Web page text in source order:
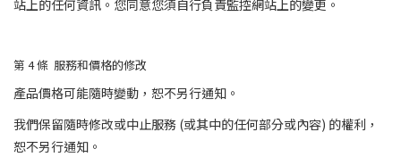
站上的任何資訊。您同意您須自行負責監控網站上的變更。
第 4條 服務和價格的修改
產品價格可能隨時變動，恕不另行通知。
我們保留隨時修改或中止服務 (或其中的任何部分或內容) 的權利，
恕不另行通知。